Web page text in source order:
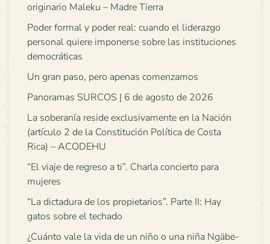
originario Maleku – Madre Tierra
Poder formal y poder real: cuando el liderazgo
personal quiere imponerse sobre las instituciones
democráticas
Un gran paso, pero apenas comenzamos
Panoramas SURCOS | 6 de agosto de 2026
La soberanía reside exclusivamente en la Nación
(artículo 2 de la Constitución Política de Costa
Rica) – ACODEHU
“El viaje de regreso a ti”. Charla concierto para
mujeres
“La dictadura de los propietarios”. Parte II: Hay
gatos sobre el techado
¿Cuánto vale la vida de un niño o una niña Ngäbe-